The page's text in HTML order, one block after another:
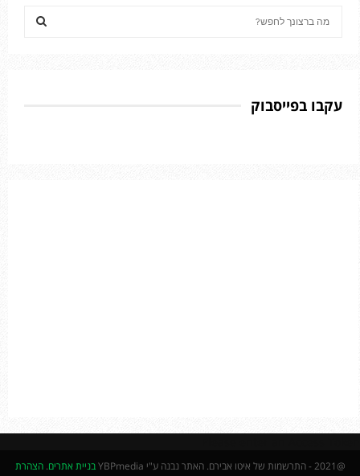
h
f
עקבו בפייסבוק
@2021 - התרשמות של איטו אבירם. האתר נבנה ע"י YBPmedia בניית אתרים.הצהרת